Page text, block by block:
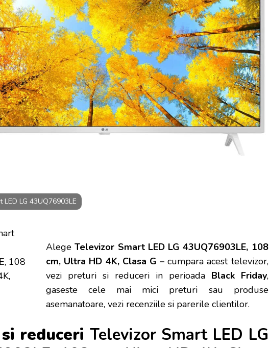
LED LG 43UQ76903LE
Alege Televizor Smart LED LG 43UQ76903LE, 108
cm, Ultra HD 4K, Clasa G –cumpara acest televizor,
vezi preturi si reduceri in perioada Black Friday,
gaseste cele mai mici preturi sau produse
asemanatoare, vezi recenziile si parerile clientilor.
reduceri Televizor Smart LED LG